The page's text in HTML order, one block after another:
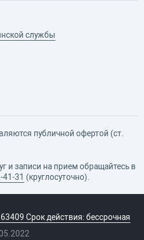
службы
публичной офертой (ст.
и записи на прием обращайтесь в
31 (круглосуточно).
Срок действия: бессрочная